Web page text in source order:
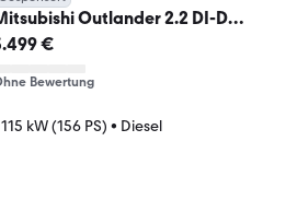
Outlander 2.2 DI-D
4WD 7.Sitze 1.Hand
€
Bewertung
115 kW (156 PS) • Diesel